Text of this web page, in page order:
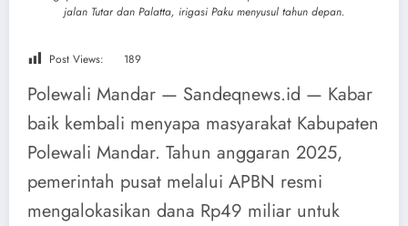
jalan Tutar dan Palatta, irigasi Paku menyusul tahun depan.
Post Views: 189
Polewali Mandar — Sandeqnews.id — Kabar
baik kembali menyapa masyarakat Kabupaten
Polewali Mandar. Tahun anggaran 2025,
pemerintah pusat melalui APBN resmi
mengalokasikan dana Rp49 miliar untuk